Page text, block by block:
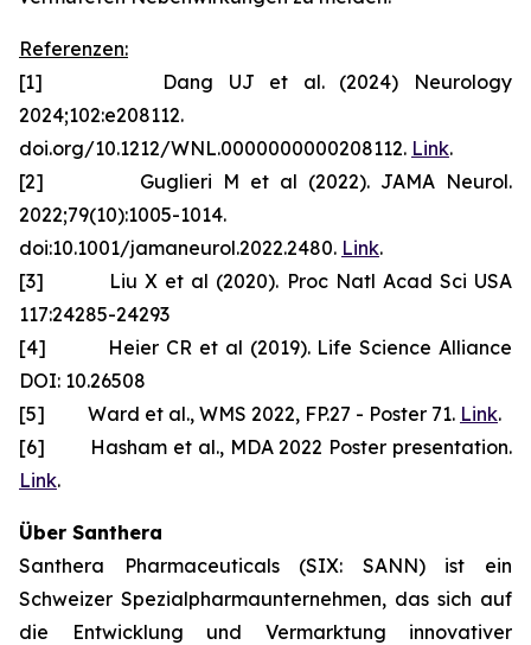
Referenzen:
[1] Dang UJ et al. (2024) Neurology
2024;102:e208112.
doi.org/10.1212/WNL.0000000000208112. Link.
[2] Guglieri M et al (2022). JAMA Neurol.
2022;79(10):1005-1014.
doi:10.1001/jamaneurol.2022.2480. Link.
[3] Liu X et al (2020). Proc Natl Acad Sci USA
117:24285-24293
[4] Heier CR et al (2019). Life Science Alliance
DOI: 10.26508
[5] Ward et al., WMS 2022, FP.27 - Poster 71. Link.
[6] Hasham et al., MDA 2022 Poster presentation.
Link.
Über Santhera
Santhera Pharmaceuticals (SIX: SANN) ist ein
Schweizer Spezialpharmaunternehmen, das sich auf
die Entwicklung und Vermarktung innovativer